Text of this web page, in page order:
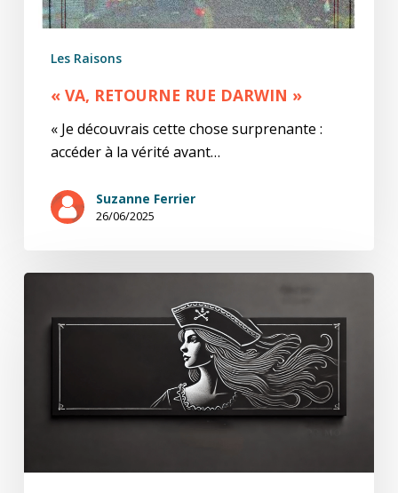
Les Raisons
« VA, RETOURNE RUE DARWIN »
« Je découvrais cette chose surprenante :
accéder à la vérité avant…
Suzanne Ferrier
26/06/2025
Hors-
Grace
O’Malley
La